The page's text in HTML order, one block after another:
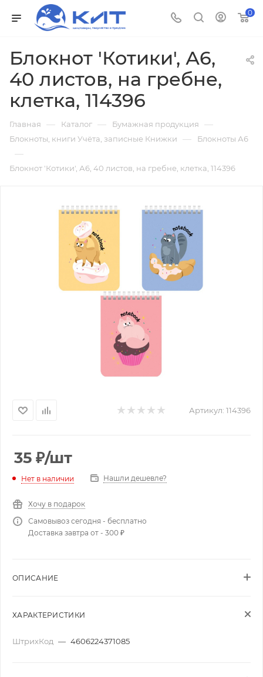
0
Блокнот 'Котики', А6,
40 листов, на гребне,
клетка, 114396
Главная — Каталог — Бумажная продукция —
Блокноты, книги Учёта, записные Книжки — Блокноты А6
—
Блокнот 'Котики', А6, 40 листов, на гребне, клетка, 114396
Артикул: 114396
35 ₽/шт
Нет в наличии Нашли дешевле?
Хочу в подарок
Самовывоз сегодня - бесплатно
Доставка завтра от - 300 ₽
ОПИСАНИЕ
ХАРАКТЕРИСТИКИ
ШтрихКод — 4606224371085